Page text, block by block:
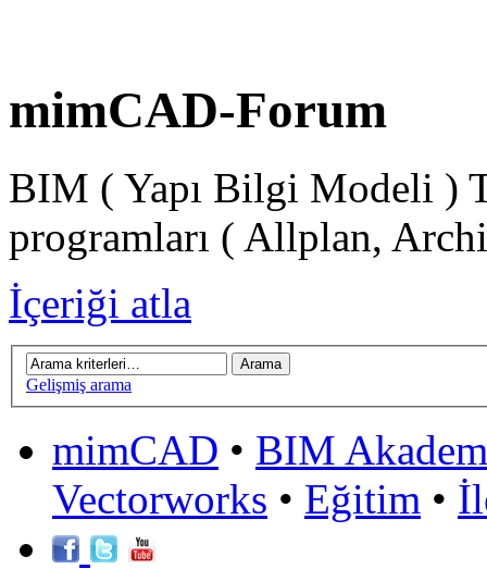
mimCAD-Forum
BIM ( Yapı Bilgi Modeli )
programları ( Allplan,
İçeriği atla
Gelişmiş arama
mimCAD • BIM
Vectorworks • Eğitim •